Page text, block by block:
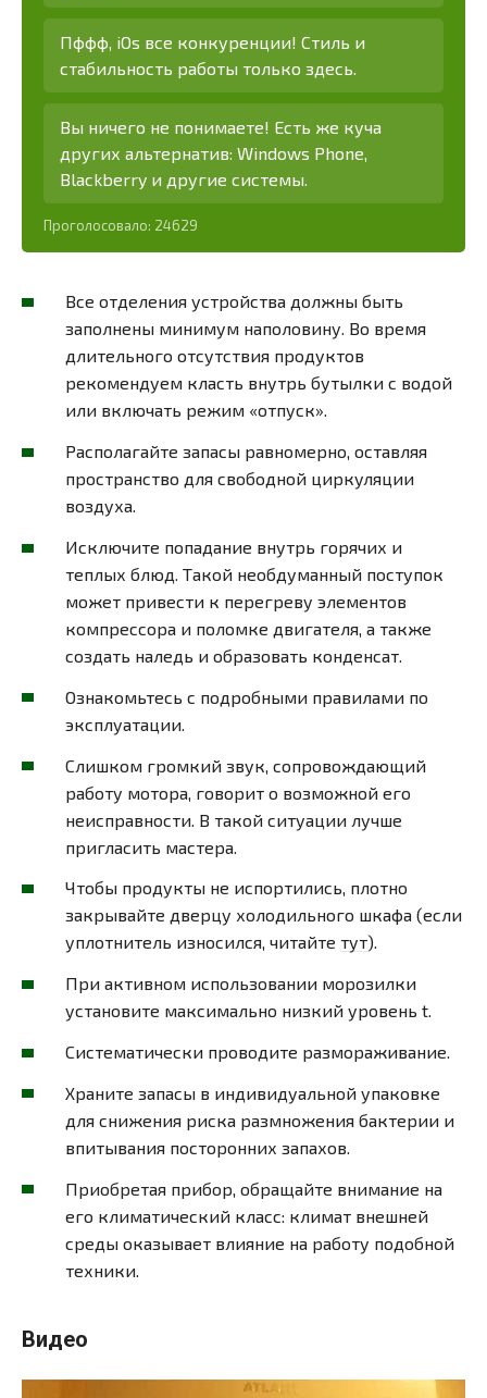
Пффф, iOs все конкуренции! Стиль и
стабильность работы только здесь.
Вы ничего не понимаете! Есть же куча
других альтернатив: Windows Phone,
Blackberry и другие системы.
Проголосовало: 24629
Все отделения устройства должны быть
заполнены минимум наполовину. Во время
длительного отсутствия продуктов
рекомендуем класть внутрь бутылки с водой
или включать режим «отпуск».
Располагайте запасы равномерно, оставляя
пространство для свободной циркуляции
воздуха.
Исключите попадание внутрь горячих и
теплых блюд. Такой необдуманный поступок
может привести к перегреву элементов
компрессора и поломке двигателя, а также
создать наледь и образовать конденсат.
Ознакомьтесь с подробными правилами по
эксплуатации.
Слишком громкий звук, сопровождающий
работу мотора, говорит о возможной его
неисправности. В такой ситуации лучше
пригласить мастера.
Чтобы продукты не испортились, плотно
закрывайте дверцу холодильного шкафа (если
уплотнитель износился, читайте тут).
При активном использовании морозилки
установите максимально низкий уровень t.
Систематически проводите размораживание.
Храните запасы в индивидуальной упаковке
для снижения риска размножения бактерии и
впитывания посторонних запахов.
Приобретая прибор, обращайте внимание на
его климатический класс: климат внешней
среды оказывает влияние на работу подобной
техники.
Видео